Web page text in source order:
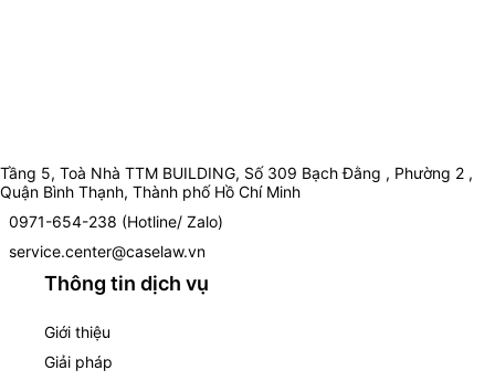
Tầng 5, Toà Nhà TTM BUILDING, Số 309 Bạch Đằng , Phường 2 ,
Quận Bình Thạnh, Thành phố Hồ Chí Minh
0971-654-238 (Hotline/ Zalo)
service.center@caselaw.vn
Thông tin dịch vụ
Giới thiệu
Giải pháp